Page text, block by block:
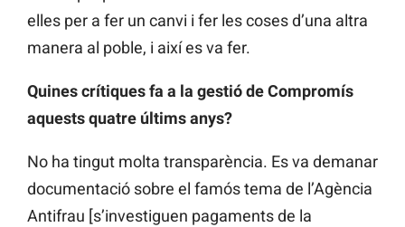
elles per a fer un canvi i fer les coses d’una altra
manera al poble, i així es va fer.
Quines crítiques fa a la gestió de Compromís
aquests quatre últims anys?
No ha tingut molta transparència. Es va demanar
documentació sobre el famós tema de l’Agència
Antifrau [s’investiguen pagaments de la